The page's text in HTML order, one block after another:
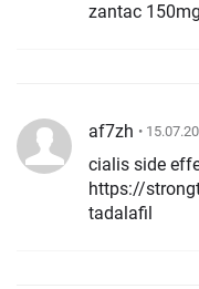
zantac
af7zh •
cialis side
https://
tadalafil